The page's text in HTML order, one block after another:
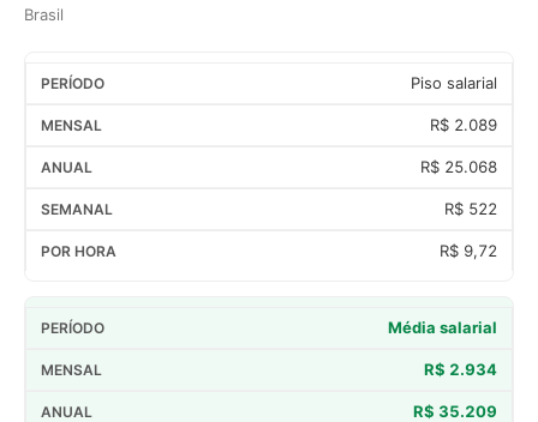
Brasil
Piso salarial
R$ 2.089
R$ 25.068
R$ 522
R$ 9,72
Média salarial
R$ 2.934
R$ 35.209